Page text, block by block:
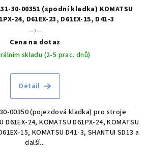
30-00351 (spodní kladka) KOMATSU
24, D61EX-23, D61EX-15, D41-3
--?--
Cena na dotaz
skladu (2-5 prac. dnů)
Detail
00350 (pojezdová kladka) pro stroje
24, KOMATSU D61PX-24, KOMATSU
15, KOMATSU D41-3, SHANTUI SD13 a
další...